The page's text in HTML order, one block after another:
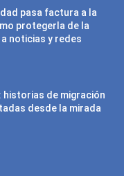
pasa factura a la
protegerla de la
noticias y redes
historias de migración
desde la mirada